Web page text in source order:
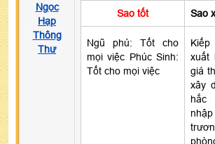
Ngọc
Hạp
Thông
Thư
Sao tốt Sao
Ngũ phú: Tốt cho
mọi việc Phúc Sinh:
Tốt cho mọi việc
xuất
giá
xây
hắc